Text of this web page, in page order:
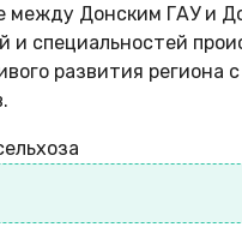
между Донским ГАУ и
и специальностей
развития